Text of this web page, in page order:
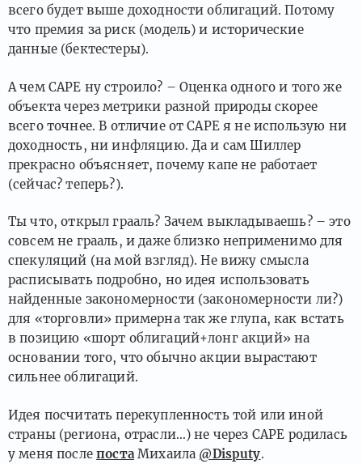
всего будет выше доходности облигаций. Потому
что премия за риск (модель) и исторические
данные (бектестеры).
А чем CAPE ну строило? – Оценка одного и того же
объекта через метрики разной природы скорее
всего точнее. В отличие от CAPE я не использую ни
доходность, ни инфляцию. Да и сам Шиллер
прекрасно объясняет, почему капе не работает
(сейчас? теперь?).
Ты что, открыл грааль? Зачем выкладываешь? – это
совсем не грааль, и даже близко неприменимо для
спекуляций (на мой взгляд). Не вижу смысла
расписывать подробно, но идея использовать
найденные закономерности (закономерности ли?)
для «торговли» примерна так же глупа, как встать
в позицию «шорт облигаций+лонг акций» на
основании того, что обычно акции вырастают
сильнее облигаций.
Идея посчитать перекупленность той или иной
страны (региона, отрасли…) не через CAPE родилась
у меня послепостаМихаила @Disputy.